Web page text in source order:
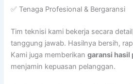
✅ Tenaga Profesional & Bergaransi
Tim teknisi kami bekerja secara
tanggung jawab. Hasilnya bersih,
Kami juga memberikangaransi hasil
menjamin kepuasan pelanggan.